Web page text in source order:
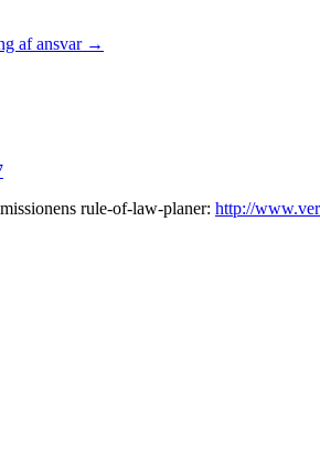
af ansvar →
rule-of-law-planer: http://